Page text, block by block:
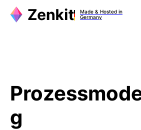
Inhalt
Made & Hosted in
Germany
g